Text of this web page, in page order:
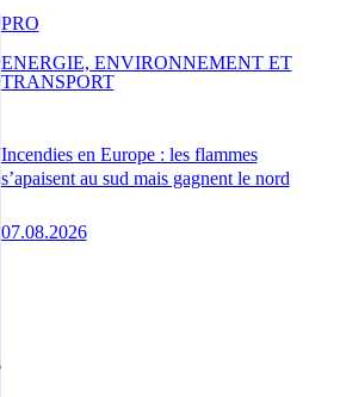
Incendies en Europe : les flammes
s’apaisent au sud mais gagnent le nord
07.08.2026
PRO
ENERGIE, ENVIRONNEMENT ET
TRANSPORT